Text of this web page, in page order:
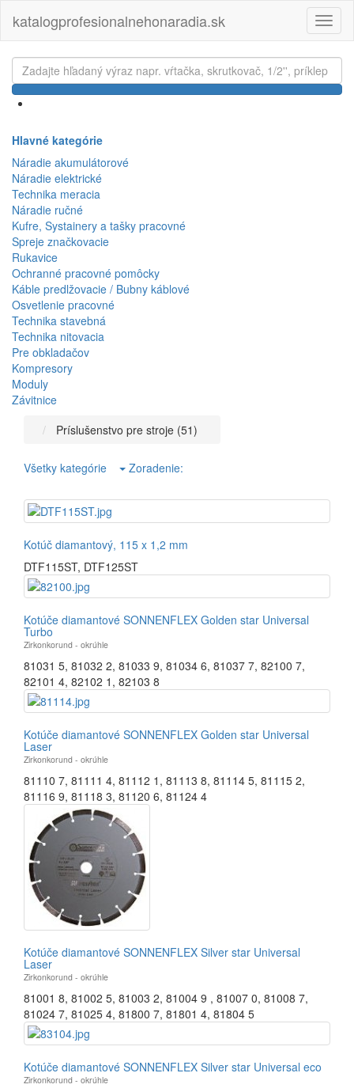
katalogprofesionalnehonaradia.sk
Hlavné kategórie
Náradie akumulátorové
Náradie elektrické
Technika meracia
Náradie ručné
Kufre, Systainery a tašky pracovné
Spreje značkovacie
Rukavice
Ochranné pracovné pomôcky
Káble predlžovacie / Bubny káblové
Osvetlenie pracovné
Technika stavebná
Technika nitovacia
Pre obkladačov
Kompresory
Moduly
Závitnice
Príslušenstvo pre stroje (51)
Všetky kategórie Zoradenie:
Kotúč diamantový, 115 x 1,2 mm
DTF115ST, DTF125ST
Kotúče diamantové SONNENFLEX Golden star Universal
Turbo
Zirkonkorund - okrúhle
81031 5, 81032 2, 81033 9, 81034 6, 81037 7, 82100 7,
82101 4, 82102 1 , 82103 8
Kotúče diamantové SONNENFLEX Golden star Universal
Laser
Zirkonkorund - okrúhle
81110 7, 81111 4, 81112 1 , 81113 8, 81114 5, 81115 2,
81116 9, 81118 3, 81120 6, 81124 4
Kotúče diamantové SONNENFLEX Silver star Universal
Laser
Zirkonkorund - okrúhle
81001 8, 81002 5, 81003 2, 81004 9 , 81007 0, 81008 7,
81024 7, 81025 4, 81800 7, 81801 4, 81804 5
Kotúče diamantové SONNENFLEX Silver star Universal eco
Zirkonkorund - okrúhle